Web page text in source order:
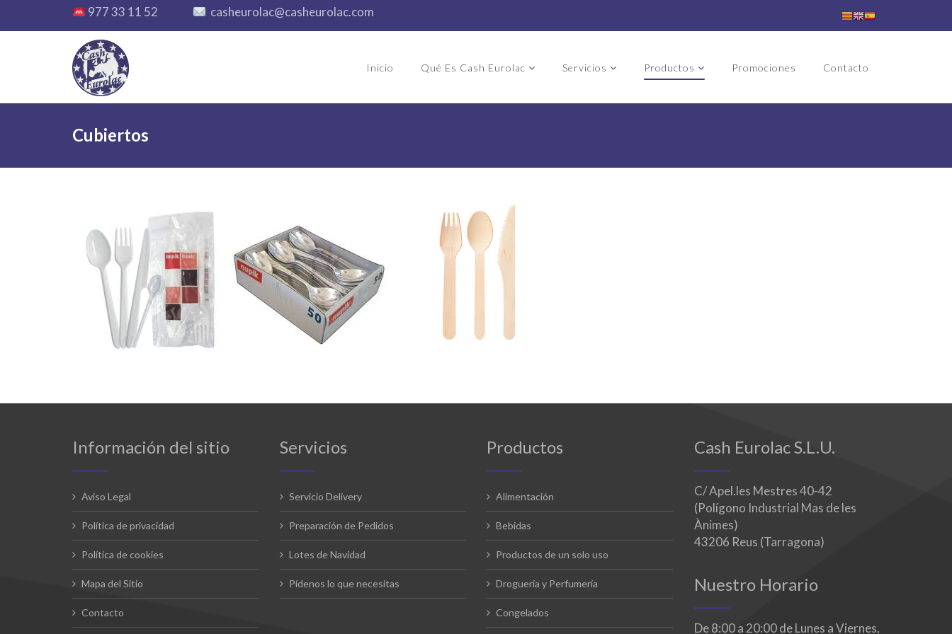
977 33 11 52 casheurolac@casheurolac.com
Inicio Qué Es Cash Eurolac Servicios Productos Promociones Contacto
Cubiertos
Información del sitio
Aviso Legal
Política de privacidad
Política de cookies
Mapa del Sitio
Contacto
Servicios
Servicio Delivery
Preparación de Pedidos
Lotes de Navidad
Pídenos lo que necesitas
Productos
Alimentación
Bebidas
Productos de un solo uso
Droguería y Perfumería
Congelados
Cash Eurolac S.L.U.
C/ Apel.les Mestres 40-42
(Polígono Industrial Mas de les
Ànimes)
43206 Reus (Tarragona)
Nuestro Horario
De 8:00 a 20:00 de Lunes a Viernes,